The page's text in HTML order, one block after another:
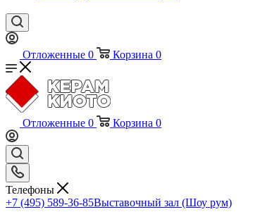
Отложенные 0 Корзина 0
Отложенные 0 Корзина 0
Телефоны
+7 (495) 589-36-85Выставочный зал (Шоу рум)